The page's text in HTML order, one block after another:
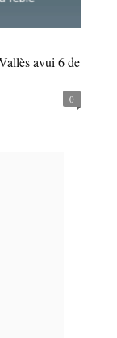
avui 6 de
0